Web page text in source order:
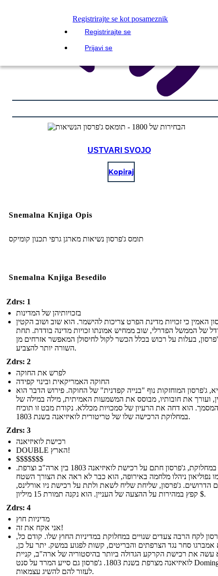
Registrirajte se kot posameznik
Registrirajte se
Prijavi se
USTVARI SVOJO
Kopiraj
Snemalna Knjiga Opis
תומס ג'פרסון נשיאות מארגן גרפי תכנון קומיקס
Snemalna Knjiga Besedilo
Zdrs: 1
בזכויותיהן של המדינות
האמין כי זכויות מדינת הפרט צריכות להישמר. הוא שוב ושוב הקטין
של הממשל הפדרלי, שוב ממחיש אמונתו זכויות מדינה בודדת. תחת
בעלות על רכוש בכלל הכשר לקול לחיסולן המאפשר אזרחים מן
השורה יותר להצביע.
Zdrs: 2
לפרש את החוקה
החוקה האמריקאית ובינוי קפידה
ג'פרסון המוחזקות נוף "בנייה קפדנית" של החוקה. פירוש הדבר הוא
ועורך את חובותיו, מבוסס את המשמעות האמיתית, מילה במילה של
המסמך. הוא דחה את הרעיון של סמכויות מכללא. נקודת מבט זו תוכיח
במחלוקת הרכישה שלו של טריטורית לואיזיאנה בשנת 1803.
Zdrs: 3
רכישת לואיזיאנה
DOUBLE הארץ!
$$$$$$$
למרות במחלוקת, ג'פרסון חתם על רכישת לואיזיאנה 1803 בין ארה"ב וצרפת.
נפוליאון ניהלו מלחמה באירופה, הוא כבר לא ראה את הצורך השטח
הדרושים. ג'פרסון, שליחת שליח לשאת ולתת על רכישת ניו אורלינס,
קפץ במהירות על ההצעה של העניין. הוא נקנה תמורת 15 מיליון $.
Zdrs: 4
מדיניות חוץ
אני אקח את זה!
לקח הרבה צעדים שנויים במחלוקת במדיניות החוץ שלו. קודם כל,
אמברגו סחר נגד הצרפתים והבריטים, קשות לפגוע במשק. יתר על כן,
עשה את רכישת הקרקע הגדולה ביותר בהיסטוריה של ארה"ב, קניית
לואיזיאנה מצרפת בשנת 1803. ג'פרסון גם סייע המרד על סנט Domingue,
לעזור להם להשיג עצמאות.